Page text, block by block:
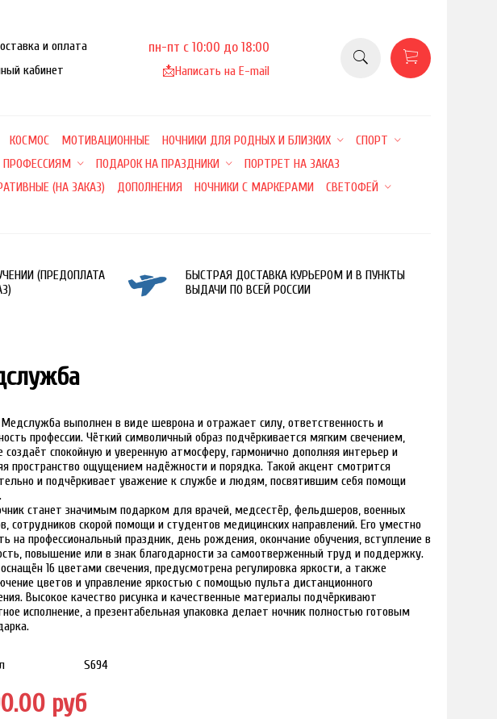
и оплата
кабинет
пн-пт с 10:00 до 18:00
📩Написать на E-mail
КОСМОС МОТИВАЦИОННЫЕ НОЧНИКИ ДЛЯ РОДНЫХ И БЛИЗКИХ
СПОРТ
ПРОФЕССИЯМ ПОДАРОК НА ПРАЗДНИКИ
ПОРТРЕТ НА ЗАКАЗ
(НА ЗАКАЗ) ДОПОЛНЕНИЯ НОЧНИКИ С МАРКЕРАМИ
СВЕТОФЕЙ
(ПРЕДОПЛАТА
БЫСТРАЯ ДОСТАВКА КУРЬЕРОМ И В ПУНКТЫ
ВЫДАЧИ ПО ВСЕЙ РОССИИ
выполнен в виде шеврона и отражает силу, ответственность и
профессии. Чёткий символичный образ подчёркивается мягким свечением,
создаёт спокойную и уверенную атмосферу, гармонично дополняя интерьер и
пространство ощущением надёжности и порядка. Такой акцент смотрится
и подчёркивает уважение к службе и людям, посвятившим себя помощи
станет значимым подарком для врачей, медсестёр, фельдшеров, военных
сотрудников скорой помощи и студентов медицинских направлений. Его уместно
на профессиональный праздник, день рождения, окончание обучения, вступление в
повышение или в знак благодарности за самоотверженный труд и поддержку.
16 цветами свечения, предусмотрена регулировка яркости, а также
цветов и управление яркостью с помощью пульта дистанционного
Высокое качество рисунка и качественные материалы подчёркивают
исполнение, а презентабельная упаковка делает ночник полностью готовым
S694
руб